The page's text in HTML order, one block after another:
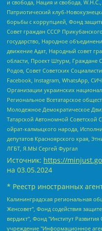
и свобода, Нация и свобода,
Патриотический клуб-
борьбы с коррупцией, Фонд
Совет граждан СССР
государство, Народное
движение Адат, Народный совет
области, Проект Штурм, Граждане
Родов, Совет Советских
Facebook, Instagram, WhatsApp,
Организации украинских
Региональное Всетатарское
Молодежное Демократическое
Татарской Автономной Советской
ойрат-калмыцкого народа,
депутатов Красноярского края,
ЛГБТ, Я.МЫ Сергей Фургал
Источник: https://
на 03.05.2024
* Реестр иностранных
Калининградская региональная общественная организация "Экозащита!-Женсовет", Фонд содействия защите прав и свобод граждан "Общественный вердикт", Фонд "Институт Развития Свободы Информации", Частное учреждение "Информационное агентство МЕМО. РУ", Региональная общественная организация "Общественная комиссия по сохранению наследия академика Сахарова", Фонд поддержки свободы прессы, Санкт-Петербургская общественная правозащитная организация "Гражданский контроль", Межрегиональная общественная организация "Информационно-просветительский центр "Мемориал", Региональный Фонд "Центр Защиты Прав Средств Массовой Информации", с 05.12.2023 Фонд "Центр Защиты Прав Средств массовой информации", Региональная общественная благотворительная организация помощи беженцам и мигрантам "Гражданское содействие", Негосударственное образовательное учреждение дополнительного профессионального образования (повышение квалификации) специалистов "АКАДЕМИЯ ПО ПРАВАМ ЧЕЛОВЕКА", Свердловская региональная общественная организация "Сутяжник", Автономная некоммерческая организация "Центр независимых социологических исследований", Союз общественных объединений "Российский исследовательский центр по правам человека", Региональное общественное учреждение научно-информационный центр "МЕМОРИАЛ", Некоммерческая организация "Фонд защиты гласности", Автономная некоммерческая организация "Институт прав человека", Городская общественная организация "Екатеринбургское общество "МЕМОРИАЛ", Городская общественная организация "Рязанское историко-просветительское и правозащитное общество "Мемориал" (Рязанский Мемориал), Челябинский региональный орган общественной самодеятельности – женское общественное объединение "Женщины Евразии", Челябинский региональный орган общественной самодеятельности "Уральская правозащитная группа", Фонд содействия защите здоровья и социальной справедливости имени Андрея Рылькова, Автономная Некоммерческая Организация "Аналитический Центр Юрия Левады", Автономная некоммерческая организация социальной поддержки населения "Проект Апрель", Региональная общественная организация помощи женщинам и детям, находящимся в кризисной ситуации "Информационно-методический центр "Анна", Фонд содействия развитию массовых коммуникаций и правовому просвещению "Так-так-Так", Фонд содействия устойчивому развитию "Серебряная тайга", Свердловский региональный общественный фонд социальных проектов "Новое время", "Idel.Реалии", Кавказ.Реалии, Крым.Реалии, Телеканал Настоящее Время, Татаро-башкирская служба Радио Свобода (Azatliq Radiosi), Радио Свободная Европа/Радио Свобода (PCE/PC), "Сибирь.Реалии", "Фактограф", Благотворительный фонд помощи осужденным и их семьям, Автономная некоммерческая организация "Институт глобализации и социальных движений", Фонд "В защиту прав заключенных", Частное учреждение "Центр поддержки и содействия развитию средств массовой информации", Пензенский региональный общественный благотворительный фонд "Гражданский союз", "Север.Реалии", Некоммерческая организация Фонд "Правовая инициатива", Общество с ограниченной ответственностью "Радио Свободная Европа/Радио Свобода", Чешское информационное агентство "MEDIUM-ORIENT", Красноярская региональная общественная организация "Мы против СПИДа", Камалягин Денис Николаевич, Маркелов Сергей Евгеньевич, Пономарев Лев Александрович, Савицкая Людмила Алексеевна, Автономная некоммерческая организация "Центр по работе с проблемой насилия "НАСИЛИЮ.НЕТ", Межрегиональный профессиональный союз работников здравоохранения "Альянс врачей", Юридическое лицо, зарегистрированное в Латвийской Республике, SIA "Medusa Project" (регистрационный номер 40103797863, дата регистрации 10.06.2014), Некоммерческая организация "Фонд по борьбе с коррупцией", Автономная некоммерческая организация "Институт права и публичной политики", Баданин Роман Сергеевич, Гликин Максим Александрович, Железнова Мария Михайловна, Лукьянова Юлия Сергеевна, Маетная Елизавета Витальевна, Маняхин Петр Борисович, Чуракова Ольга Владимировна, Ярош Юлия Петровна, Юридическое лицо "The Insider SIA", зарегистрированное в Риге, Латвийская Республика (дата регистрации 26.06.2015), являющееся администратором доменного имени интернет-издания "The Insider SIA", https://theins.ru, Постернак Алексей Евгеньевич, Рубин Михаил Аркадьевич, Анин Роман Александрович, Юридическое лицо Istories fonds, зарегистрированное в Латвийской Республике (регистрационный номер 50008295751, дата регистрации 24.02.2020), Великовский Дмитрий Александрович, Долинина Ирина Николаевна, Мароховская Алеся Алексеевна, Шлейнов Роман Юрьевич, Шмагун Олеся Валентиновна, Общество с ограниченной ответственностью "Альтаир 2021", Общество с ограниченной ответственностью "Вега